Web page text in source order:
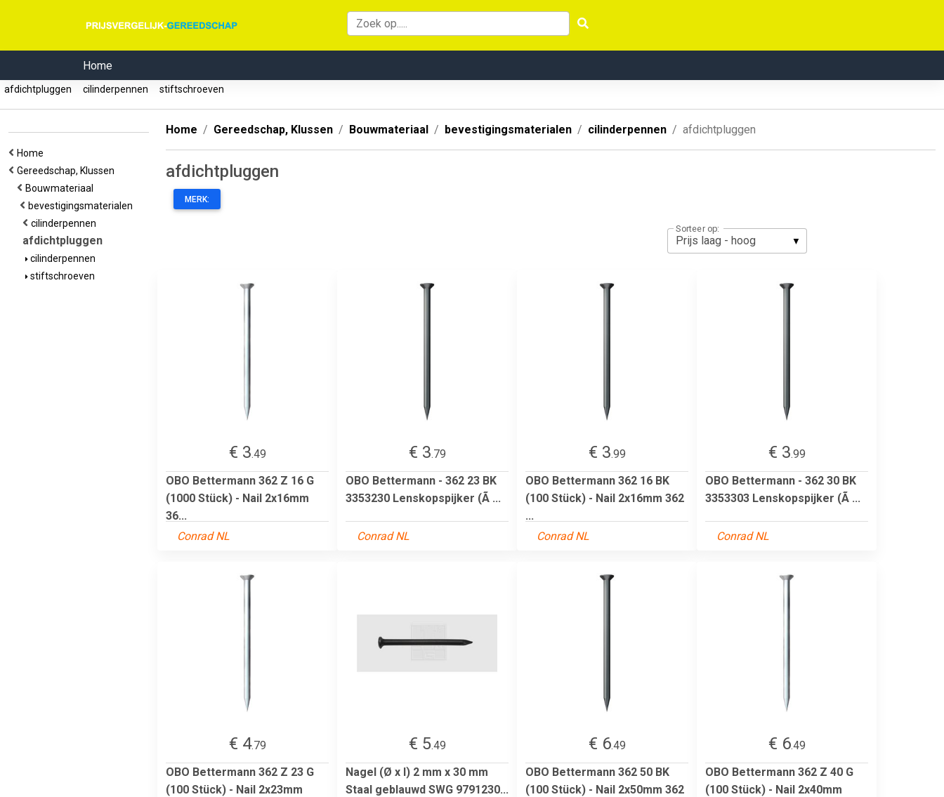
Home
afdichtpluggen cilinderpennen stiftschroeven
Home
Gereedschap, Klussen
Bouwmateriaal
bevestigingsmaterialen
cilinderpennen
afdichtpluggen
cilinderpennen
stiftschroeven
Home Gereedschap, Klussen Bouwmateriaal bevestigingsmaterialen cilinderpennen afdichtpluggen
afdichtpluggen
MERK:
Sorteer op:
€ 3.49
OBO Bettermann 362 Z 16 G
(1000 Stück) - Nail 2x16mm
36...
Conrad NL
€ 3.79
OBO Bettermann - 362 23 BK
3353230 Lenskopspijker (Ã ...
Conrad NL
€ 3.99
OBO Bettermann 362 16 BK
(100 Stück) - Nail 2x16mm 362
...
Conrad NL
€ 3.99
OBO Bettermann - 362 30 BK
3353303 Lenskopspijker (Ã ...
Conrad NL
€ 4.79
OBO Bettermann 362 Z 23 G
(100 Stück) - Nail 2x23mm
€ 5.49
Nagel (Ø x l) 2 mm x 30 mm
Staal geblauwd SWG 9791230...
€ 6.49
OBO Bettermann 362 50 BK
(100 Stück) - Nail 2x50mm 362
€ 6.49
OBO Bettermann 362 Z 40 G
(100 Stück) - Nail 2x40mm